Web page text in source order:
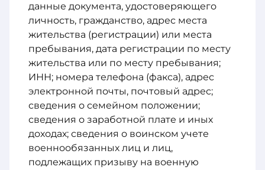
данные документа, удостоверяющего
личность, гражданство, адрес места
жительства (регистрации) или места
пребывания, дата регистрации по месту
жительства или по месту пребывания;
ИНН; номера телефона (факса), адрес
электронной почты, почтовый адрес;
сведения о семейном положении;
сведения о заработной плате и иных
доходах; сведения о воинском учете
военнообязанных лиц и лиц,
подлежащих призыву на военную